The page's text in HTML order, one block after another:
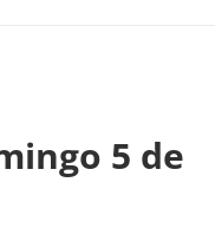
5 de